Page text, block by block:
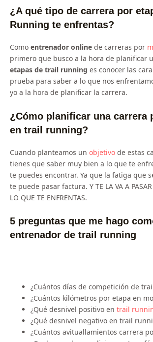
¿A qué tipo de carrera por
Running te enfrentas?
Como entrenador online de carreras por
primero que busco a la hora de planificar
etapas de trail running es conocer las
prueba para saber a lo que nos
yo a la hora de planificar la carrera.
¿Cómo planificar una carrera
en trail running?
Cuando planteamos un objetivo de estas
tienes que saber muy bien a lo que te
te puedes encontrar. Ya que la fatiga que
te puede pasar factura. Y TE LA VA A
LO QUE TE ENFRENTAS.
5 preguntas que me hago
entrenador de trail running
¿Cuántos días de competición de
¿Cuántos kilómetros por etapa en
¿Qué desnivel positivo en trail
¿Qué desnivel negativo en trail
¿Cuántos avituallamientos carrera